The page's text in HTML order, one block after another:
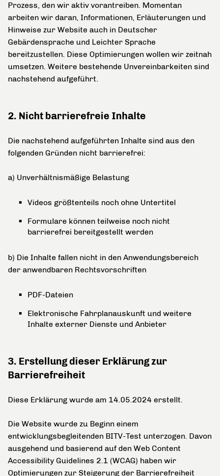
Prozess, den wir aktiv vorantreiben. Momentan
arbeiten wir daran, Informationen, Erläuterungen und
Hinweise zur Website auch in Deutscher
Gebärdensprache und Leichter Sprache
bereitzustellen. Diese Optimierungen wollen wir zeitnah
umsetzen. Weitere bestehende Unvereinbarkeiten sind
nachstehend aufgeführt.
2. Nicht barrierefreie Inhalte
Die nachstehend aufgeführten Inhalte sind aus den
folgenden Gründen nicht barrierefrei:
a) Unverhältnismäßige Belastung
Videos größtenteils noch ohne Untertitel
Formulare können teilweise noch nicht
barrierefrei bereitgestellt werden
b) Die Inhalte fallen nicht in den Anwendungsbereich
der anwendbaren Rechtsvorschriften
PDF-Dateien
Elektronische Fahrplanauskunft und weitere
Inhalte externer Dienste und Anbieter
3. Erstellung dieser Erklärung zur
Barrierefreiheit
Diese Erklärung wurde am 14.05.2024 erstellt.
Die Website wurde zu Beginn einem
entwicklungsbegleitenden BITV-Test unterzogen. Davon
ausgehend und basierend auf den Web Content
Accessibility Guidelines 2.1 (WCAG) haben wir
Optimierungen zur Steigerung der Barrierefreiheit